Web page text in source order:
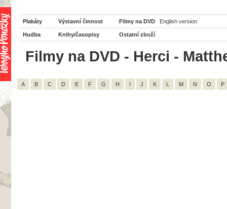
Plakáty Výstavní činnost Filmy na DVD English version
Hudba Knihy/časopisy Ostatní zboží
Filmy na DVD - Herci -
A B C D E F G H I J K L M N O P